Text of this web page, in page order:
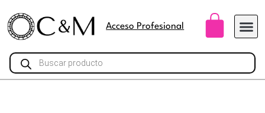
contenido
Acceso Profesional
Búsqueda
de
productos